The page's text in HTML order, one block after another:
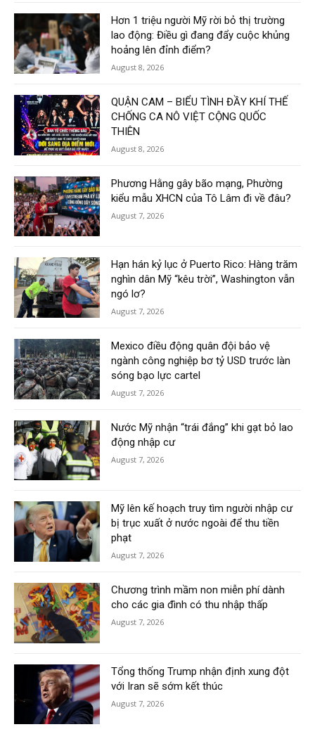
Hơn 1 triệu người Mỹ rời bỏ thị trường
lao động: Điều gì đang đẩy cuộc khủng
hoảng lên đỉnh điểm?
August 8, 2026
QUẬN CAM – BIỂU TÌNH ĐẦY KHÍ THẾ
CHỐNG CA NÔ VIỆT CỘNG QUỐC
THIÊN
August 8, 2026
Phương Hằng gây bão mạng, Phường
kiểu mẫu XHCN của Tô Lâm đi về đâu?
August 7, 2026
Hạn hán kỷ lục ở Puerto Rico: Hàng trăm
nghìn dân Mỹ “kêu trời”, Washington vẫn
ngó lơ?
August 7, 2026
Mexico điều động quân đội bảo vệ
ngành công nghiệp bơ tỷ USD trước làn
sóng bạo lực cartel
August 7, 2026
Nước Mỹ nhận “trái đắng” khi gạt bỏ lao
động nhập cư
August 7, 2026
Mỹ lên kế hoạch truy tìm người nhập cư
bị trục xuất ở nước ngoài để thu tiền
phạt
August 7, 2026
Chương trình mầm non miễn phí dành
cho các gia đình có thu nhập thấp
August 7, 2026
Tổng thống Trump nhận định xung đột
với Iran sẽ sớm kết thúc
August 7, 2026